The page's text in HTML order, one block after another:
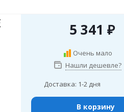
5 341 ₽
Очень мало
Нашли дешевле?
Доставка: 1-2 дня
В корзину